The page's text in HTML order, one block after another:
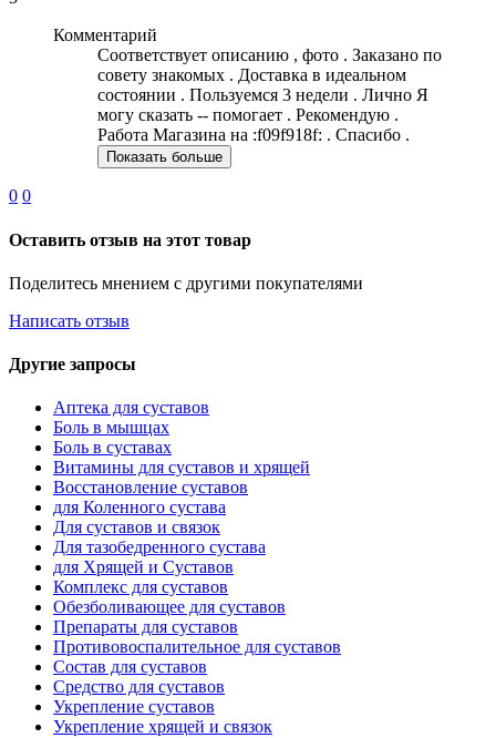
Комментарий
Соответствует описанию , фото . Заказано по
совету знакомых . Доставка в идеальном
состоянии . Пользуемся 3 недели . Лично Я
могу сказать -- помогает . Рекомендую .
Работа Магазина на :f09f918f: . Спасибо .
Показать больше
0 0
Оставить отзыв на этот товар
Поделитесь мнением с другими покупателями
Написать отзыв
Другие запросы
Аптека для суставов
Боль в мышцах
Боль в суставах
Витамины для суставов и хрящей
Восстановление суставов
для Коленного сустава
Для суставов и связок
Для тазобедренного сустава
для Хрящей и Суставов
Комплекс для суставов
Обезболивающее для суставов
Препараты для суставов
Противовоспалительное для суставов
Состав для суставов
Средство для суставов
Укрепление суставов
Укрепление хрящей и связок